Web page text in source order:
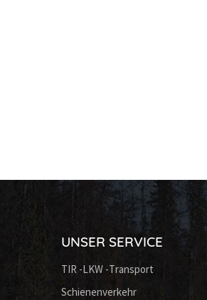
UNSER SERVICE
TIR -LKW -Transport
Schienenverkehr